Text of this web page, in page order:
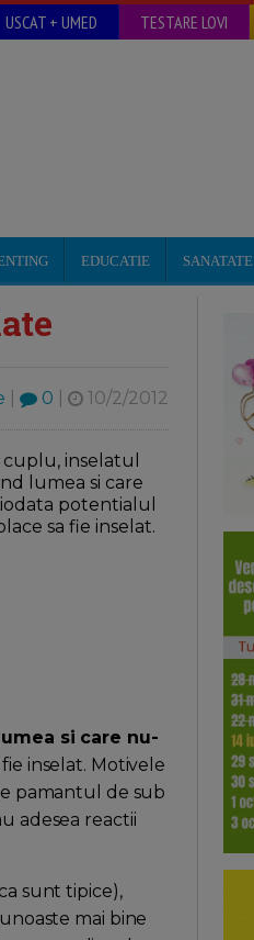
USCAT + UMED TESTARE LOVI
EDUCATIE SANATATE
0 10/2/2012
inselatul
lumea si care
potentialul
sa fie inselat.
si care nu-
inselat. Motivele
pamantul de sub
adesea reactii
sunt tipice),
mai bine